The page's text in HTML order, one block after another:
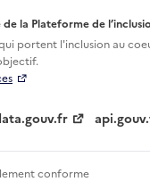
la Plateforme de
portent l'inclusion au
conforme